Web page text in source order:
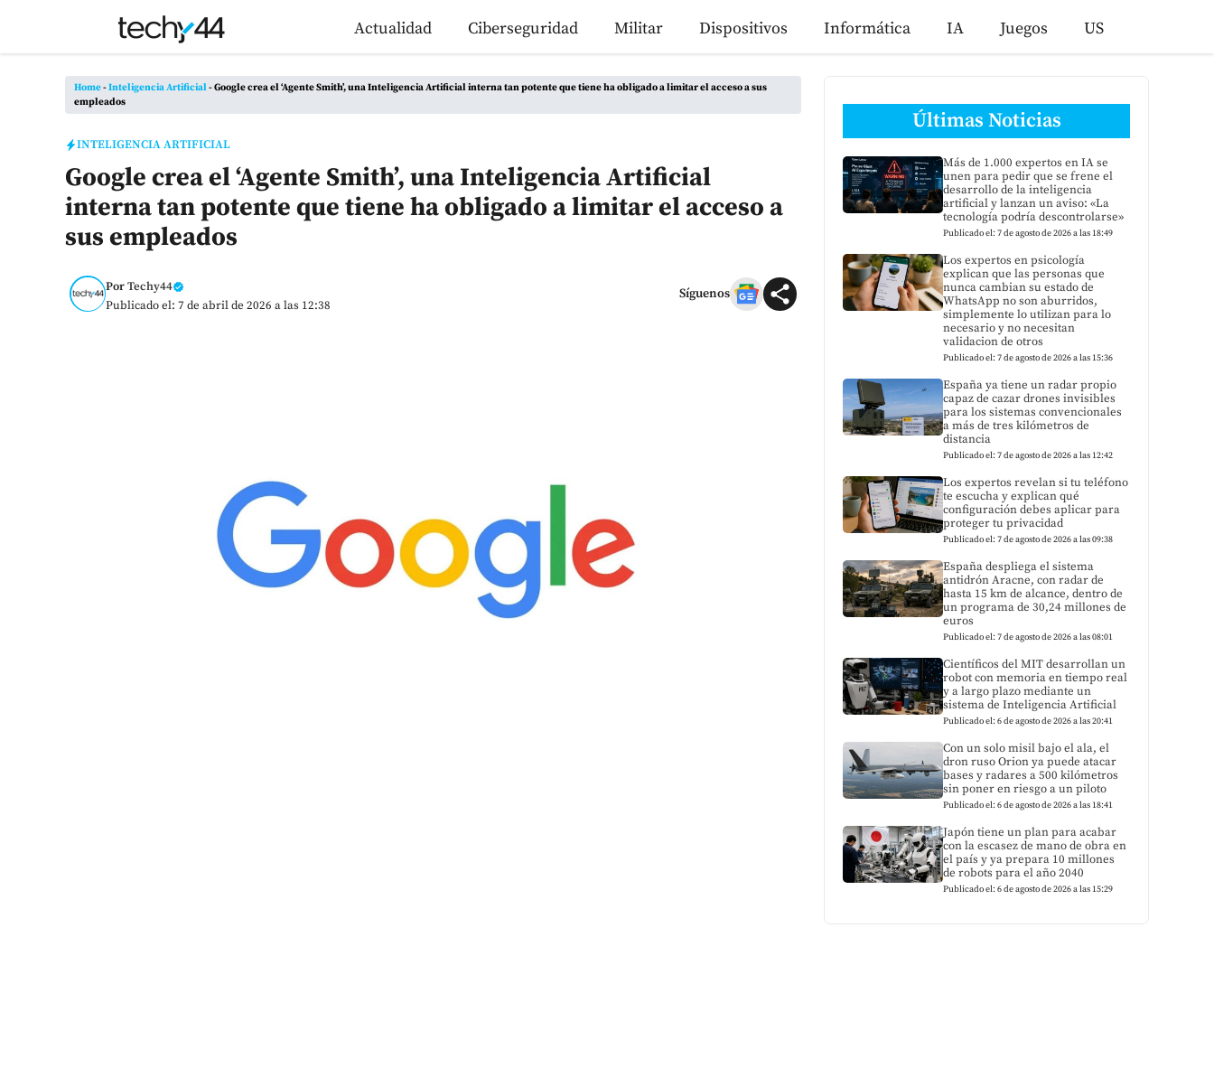
Actualidad Ciberseguridad Militar Dispositivos Informática IA Juegos US
Home-Inteligencia Artificial-Google crea el ‘Agente Smith’, una Inteligencia Artificial interna tan potente que tiene ha obligado a limitar el acceso a sus
empleados
INTELIGENCIA ARTIFICIAL
Google crea el ‘Agente Smith’, una Inteligencia Artificial
interna tan potente que tiene ha obligado a limitar el acceso a
sus empleados
PorTechy44
Publicado el: 7 de abril de 2026 a las 12:38
Síguenos
Últimas Noticias
Más de 1.000 expertos en IA se
unen para pedir que se frene el
desarrollo de la inteligencia
artificial y lanzan un aviso: «La
tecnología podría descontrolarse»
Publicado el: 7 de agosto de 2026 a las 18:49
Los expertos en psicología
explican que las personas que
nunca cambian su estado de
WhatsApp no son aburridos,
simplemente lo utilizan para lo
necesario y no necesitan
validacion de otros
Publicado el: 7 de agosto de 2026 a las 15:36
España ya tiene un radar propio
capaz de cazar drones invisibles
para los sistemas convencionales
a más de tres kilómetros de
distancia
Publicado el: 7 de agosto de 2026 a las 12:42
Los expertos revelan si tu teléfono
te escucha y explican qué
configuración debes aplicar para
proteger tu privacidad
Publicado el: 7 de agosto de 2026 a las 09:38
España despliega el sistema
antidrón Aracne, con radar de
hasta 15 km de alcance, dentro de
un programa de 30,24 millones de
euros
Publicado el: 7 de agosto de 2026 a las 08:01
Científicos del MIT desarrollan un
robot con memoria en tiempo real
y a largo plazo mediante un
sistema de Inteligencia Artificial
Publicado el: 6 de agosto de 2026 a las 20:41
Con un solo misil bajo el ala, el
dron ruso Orion ya puede atacar
bases y radares a 500 kilómetros
sin poner en riesgo a un piloto
Publicado el: 6 de agosto de 2026 a las 18:41
Japón tiene un plan para acabar
con la escasez de mano de obra en
el país y ya prepara 10 millones
de robots para el año 2040
Publicado el: 6 de agosto de 2026 a las 15:29